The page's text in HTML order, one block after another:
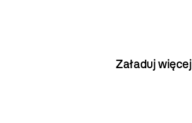
Załaduj więcej